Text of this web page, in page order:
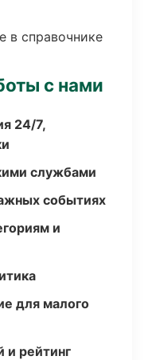
в справочнике
с нами
24/7,
службами
событиях
и
для малого
и рейтинг